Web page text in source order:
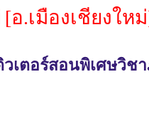
.เมืองเชียงให
เตอร์สอนพิเศษวิช